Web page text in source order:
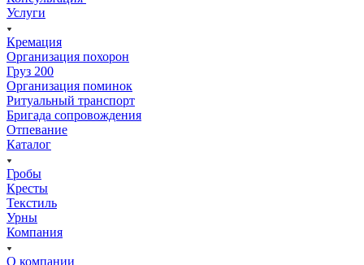
Услуги
Кремация
Организация похорон
Груз 200
Организация поминок
Ритуальный транспорт
Бригада сопровождения
Отпевание
Каталог
Гробы
Кресты
Текстиль
Урны
Компания
О компании